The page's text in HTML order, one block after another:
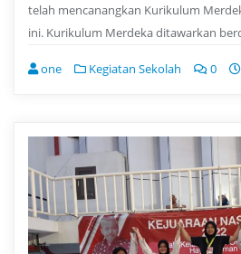
telah mencanangkan Kurikulum
ini. Kurikulum Merdeka ditawarkan
one Kegiatan Sekolah 0